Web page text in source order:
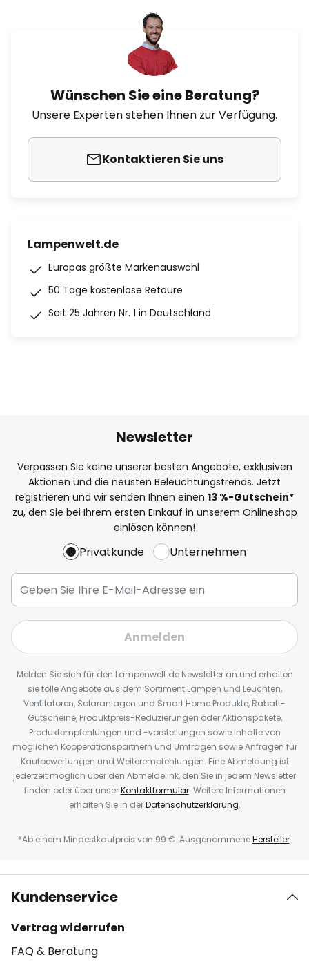
Wünschen Sie eine Beratung?
Unsere Experten stehen Ihnen zur Verfügung.
Kontaktieren Sie uns
Lampenwelt.de
Europas größte Markenauswahl
50 Tage kostenlose Retoure
Seit 25 Jahren Nr. 1 in Deutschland
Newsletter
Verpassen Sie keine unserer besten Angebote, exklusiven
Aktionen und die neusten Beleuchtungstrends. Jetzt
registrieren und wir senden Ihnen einen 13 %-Gutschein*
zu, den Sie bei Ihrem ersten Einkauf in unserem Onlineshop
einlösen können!
Privatkunde Unternehmen
Anmelden
Melden Sie sich für den Lampenwelt.de Newsletter an und erhalten
sie tolle Angebote aus dem Sortiment Lampen und Leuchten,
Ventilatoren, Solaranlagen und Smart Home Produkte, Rabatt-
Gutscheine, Produktpreis-Reduzierungen oder Aktionspakete,
Produktempfehlungen und -vorstellungen sowie Inhalte von
möglichen Kooperationspartnern und Umfragen sowie Anfragen für
Kaufbewertungen und Weiterempfehlungen. Eine Abmeldung ist
jederzeit möglich über den Abmeldelink, den Sie in jedem Newsletter
finden oder über unserKontaktformular. Weitere Informationen
erhalten Sie in derDatenschutzerklärung.
*Ab einem Mindestkaufpreis von 99 €. AusgenommeneHersteller.
Kundenservice
Vertrag widerrufen
FAQ & Beratung